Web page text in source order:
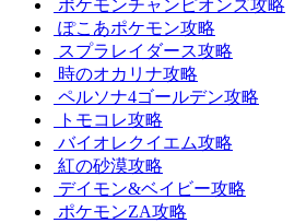
ポケモンチャンピオンズ攻略
ぽこあポケモン攻略
スプラレイダース攻略
時のオカリナ攻略
ペルソナ4ゴールデン攻略
トモコレ攻略
バイオレクイエム攻略
紅の砂漠攻略
デイモン&ベイビー攻略
ポケモンZA攻略